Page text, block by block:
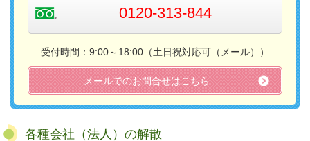
0120-313-844
受付時間：9:00～18:00（土日祝対応可（メール））​
メールでのお問合せはこちら
各種会社（法人）の解散